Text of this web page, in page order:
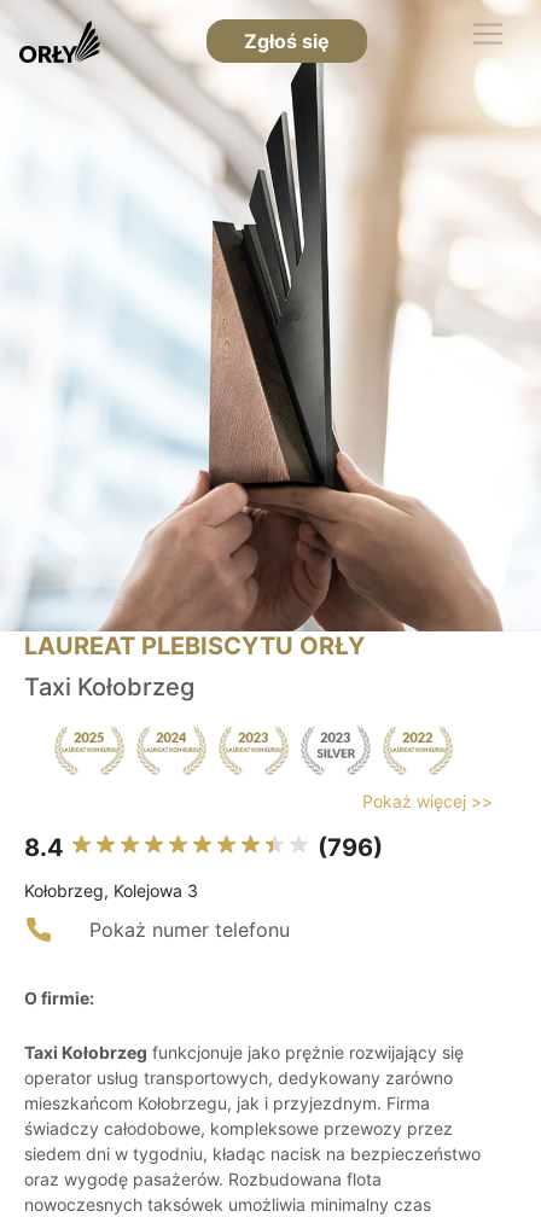
Zgłoś się
LAUREAT PLEBISCYTU ORŁY
Taxi Kołobrzeg
Pokaż więcej >>
8.4 (796)
Kołobrzeg, Kolejowa 3
Pokaż numer telefonu
O firmie:
Taxi Kołobrzeg funkcjonuje jako prężnie rozwijający się
operator usług transportowych, dedykowany zarówno
mieszkańcom Kołobrzegu, jak i przyjezdnym. Firma
świadczy całodobowe, kompleksowe przewozy przez
siedem dni w tygodniu, kładąc nacisk na bezpieczeństwo
oraz wygodę pasażerów. Rozbudowana flota
nowoczesnych taksówek umożliwia minimalny czas